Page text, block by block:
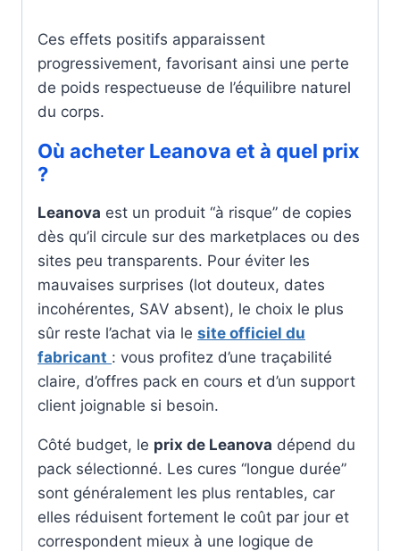
Ces effets positifs apparaissent
progressivement, favorisant ainsi une perte
de poids respectueuse de l’équilibre naturel
du corps.
Où acheter Leanova et à quel prix
?
Leanova est un produit “à risque” de copies
dès qu’il circule sur des marketplaces ou des
sites peu transparents. Pour éviter les
mauvaises surprises (lot douteux, dates
incohérentes, SAV absent), le choix le plus
sûr reste l’achat via le site officiel du
fabricant : vous profitez d’une traçabilité
claire, d’offres pack en cours et d’un support
client joignable si besoin.
Côté budget, le prix de Leanova dépend du
pack sélectionné. Les cures “longue durée”
sont généralement les plus rentables, car
elles réduisent fortement le coût par jour et
correspondent mieux à une logique de